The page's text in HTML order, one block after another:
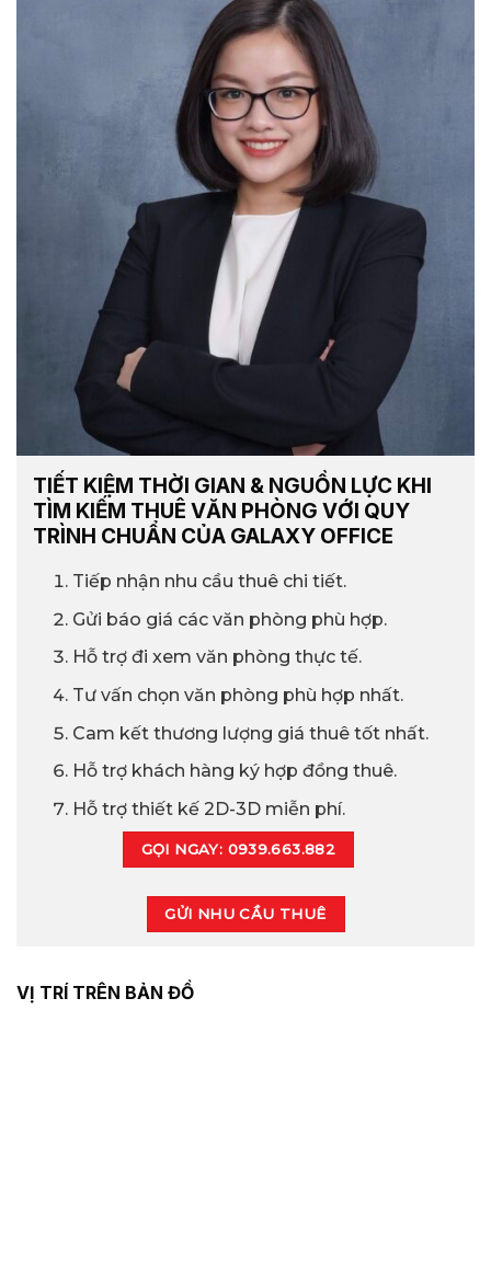
TIẾT KIỆM THỜI GIAN & NGUỒN LỰC KHI
TÌM KIẾM THUÊ VĂN PHÒNG VỚI QUY
TRÌNH CHUẨN CỦA GALAXY OFFICE
Tiếp nhận nhu cầu thuê chi tiết.
Gửi báo giá các văn phòng phù hợp.
Hỗ trợ đi xem văn phòng thực tế.
Tư vấn chọn văn phòng phù hợp nhất.
Cam kết thương lượng giá thuê tốt nhất.
Hỗ trợ khách hàng ký hợp đồng thuê.
Hỗ trợ thiết kế 2D-3D miễn phí.
GỌI NGAY: 0939.663.882
GỬI NHU CẦU THUÊ
VỊ TRÍ TRÊN BẢN ĐỒ